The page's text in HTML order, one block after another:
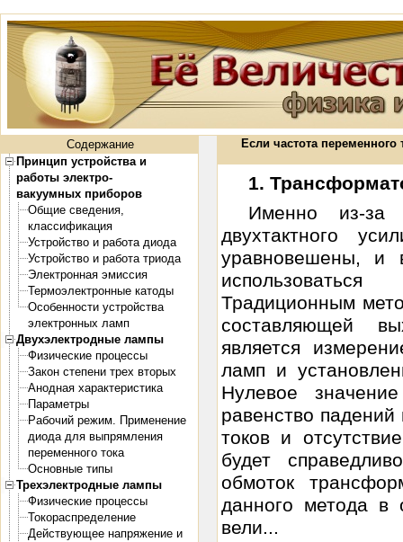
Содержание
Принцип устройства и
работы электро-
вакуумных приборов
Общие сведения,
классификация
Устройство и работа диода
Устройство и работа триода
Электронная эмиссия
Термоэлектронные катоды
Особенности устройства
электронных ламп
Двухэлектродные лампы
Физические процессы
Закон степени трех вторых
Анодная характеристика
Параметры
Рабочий режим. Применение
диода для выпрямления
переменного тока
Основные типы
Трехэлектродные лампы
Физические процессы
Токораспределение
Действующее напряжение и
Если частота
1.
Именно из-за
двухтактного
уравновешены, и
Традиционным
составляющей
является
ламп и
Нулевое
равенство
токов и
будет
обмоток
данного метода в
вели...